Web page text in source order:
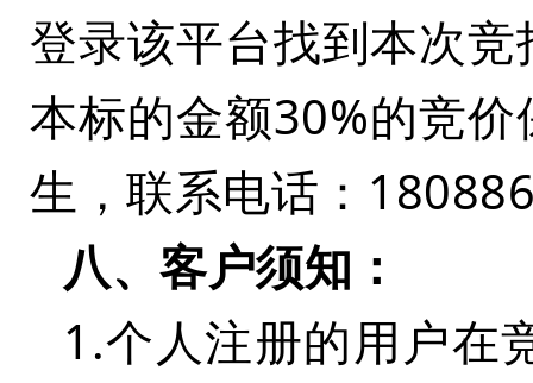
登录该平台找到本次
本标的金额30%的竞
生，联系电话：
八、客户须知：
1.个人注册的用户在